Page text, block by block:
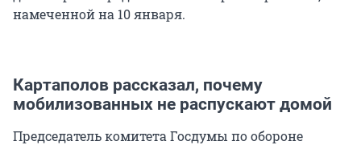
намеченной на 10 января.
Картаполов рассказал, почему
мобилизованных не распускают домой
Председатель комитета Госдумы по обороне